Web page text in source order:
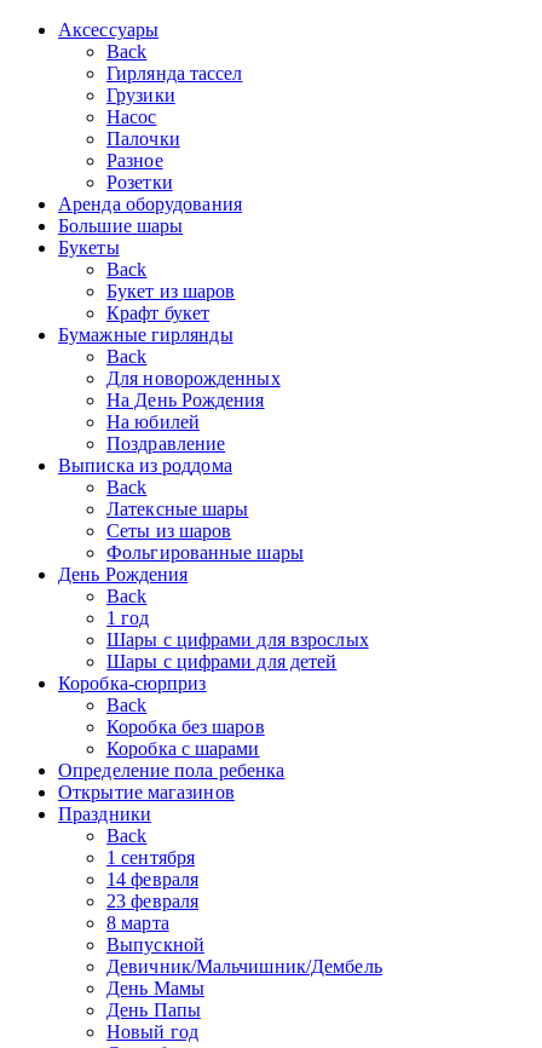
Аксессуары
Back
Гирлянда тассел
Грузики
Насос
Палочки
Разное
Розетки
Аренда оборудования
Большие шары
Букеты
Back
Букет из шаров
Крафт букет
Бумажные гирлянды
Back
Для новорожденных
На День Рождения
На юбилей
Поздравление
Выписка из роддома
Back
Латексные шары
Сеты из шаров
Фольгированные шары
День Рождения
Back
1 год
Шары с цифрами для взрослых
Шары с цифрами для детей
Коробка-сюрприз
Back
Коробка без шаров
Коробка с шарами
Определение пола ребенка
Открытие магазинов
Праздники
Back
1 сентября
14 февраля
23 февраля
8 марта
Выпускной
Девичник/Мальчишник/Дембель
День Мамы
День Папы
Новый год